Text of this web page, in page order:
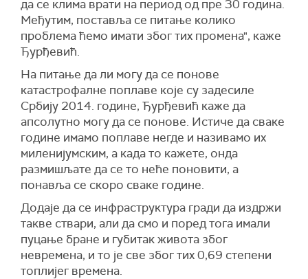
да се клима врати на период од пре 30 година.
Међутим, поставља се питање колико
проблема ћемо имати због тих промена", каже
Ђурђевић.
На питање да ли могу да се понове
катастрофалне поплаве које су задесиле
Србију 2014. године, Ђурђевић каже да
апсолутно могу да се понове. Истиче да сваке
године имамо поплаве негде и називамо их
миленијумским, а када то кажете, онда
размишљате да се то неће поновити, а
понавља се скоро сваке године.
Додаје да се инфраструктура гради да издржи
такве ствари, али да смо и поред тога имали
пуцање бране и губитак живота због
невремена, и то је све због тих 0,69 степени
топлијег времена.